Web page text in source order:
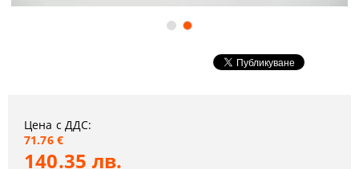
Цена с ДДС:
71.76 €
140.35 лв.